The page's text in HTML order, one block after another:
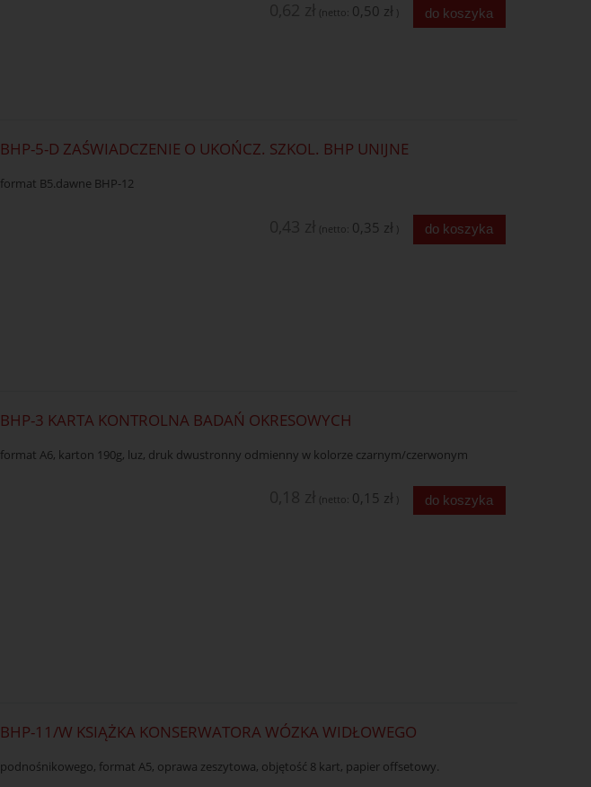
(netto: 0,50 zł ) do koszyka
BHP-5-D ZAŚWIADCZENIE O UKOŃCZ. SZKOL. BHP UNIJNE
format B5.dawne BHP-12
(netto: 0,35 zł ) do koszyka
BHP-3 KARTA KONTROLNA BADAŃ OKRESOWYCH
format A6, karton 190g, luz, druk dwustronny odmienny w kolorze czarnym/czerwonym
(netto: 0,15 zł ) do koszyka
BHP-11/W KSIĄŻKA KONSERWATORA WÓZKA WIDŁOWEGO
podnośnikowego, format A5, oprawa zeszytowa, objętość 8 kart, papier offsetowy.